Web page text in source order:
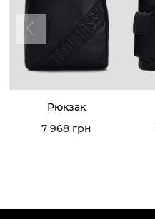
Рюкзак
7 968 грн